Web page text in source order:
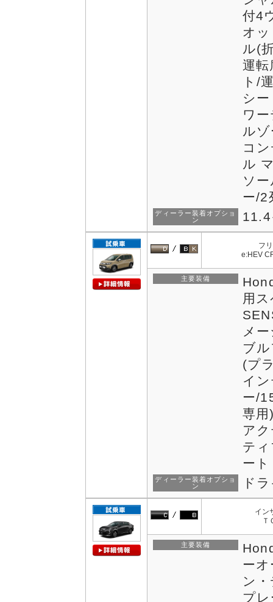
付4
オ
ル(
運
ト/
シ
ワ
ル
コ
ル
ソ
ー/2
ディーラー装着オプショ
ン
フ
e:HEV
主要装備
用
メ
ブ
(プ
イ
ー/
専
ア
テ
ート
ディーラー装着オプショ
ン
ド
イン
Ｔ
主要装備
ー
ン
プ